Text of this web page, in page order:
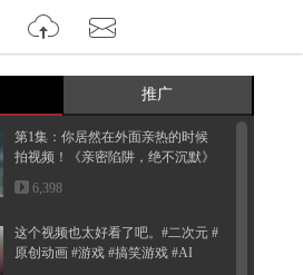
推广
第1集：你居然在外面亲热的时候
拍视频！《亲密陷阱，绝不沉默》
6,398
这个视频也太好看了吧。#二次元 #
原创动画 #游戏 #搞笑游戏 #AI